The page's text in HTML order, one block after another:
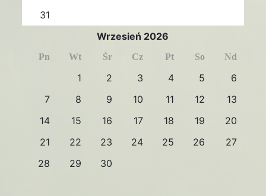
31
Wrzesień 2026
Pn Wt Śr Cz Pt So Nd
1 2 3 4 5
6
7
8 9 10 11 12
13
14
15 16 17 18 19
20
21
22 23 24 25 26
27
28
29 30